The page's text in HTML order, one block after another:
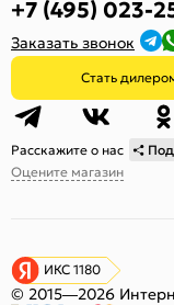
+7 (495) 023-
Заказать звонок
Стать
Расскажите о нас
Оцените магазин
ИКС 1180
© 2015—2026